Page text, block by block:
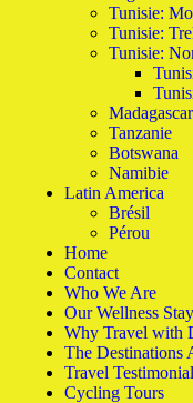
Tunisie:
Tunisie:
Tunisie:
Madagascar
Tanzanie
Botswana
Namibie
Latin America
Brésil
Pérou
Home
Contact
Who We Are
Our Wellness
Why Travel with
The Destinations
Travel
Cycling Tours